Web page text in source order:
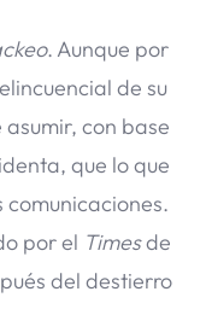
. Aunque por
de su
con base
que lo que
comunicaciones.
por el Timesde
del destierro